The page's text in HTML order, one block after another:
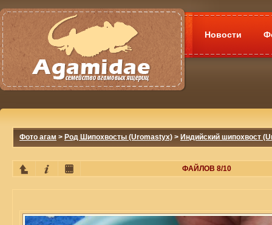
Новости
Фото агам > Род Шипохвосты (Uromastyx) > Индийский шипохвост
ФАЙЛОВ 8/10